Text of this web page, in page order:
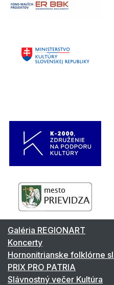
Galéria REGIONART
Koncerty
Hornonitrianske folklórne
PRIX PRO PATRIA
Slávnostný večer Kultúra